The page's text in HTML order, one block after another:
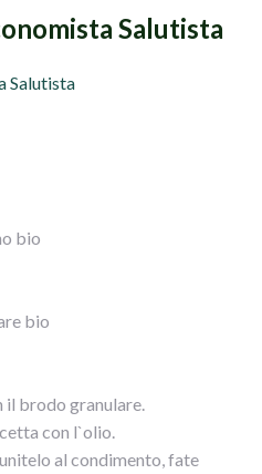
Salutista
bio
bio
il brodo granulare.
con l`olio.
al condimento, fate